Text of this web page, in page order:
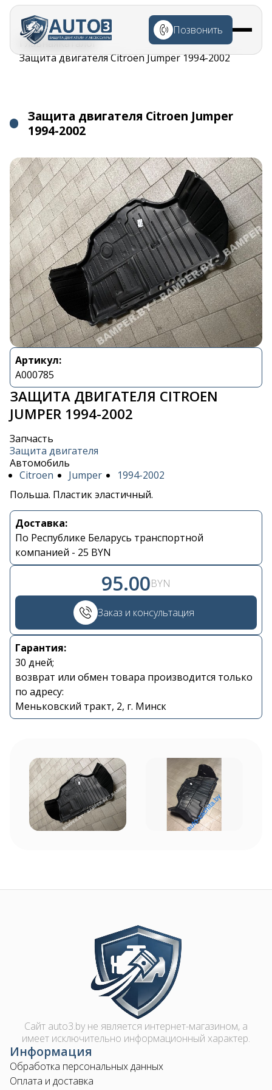
Перейти к
основному
содержанию
Позвонить
Строка
навигации
ГлавнаяКаталог
Защита двигателя Citroen Jumper 1994-2002
Защита двигателя Citroen Jumper
1994-2002
Артикул:
A000785
ЗАЩИТА ДВИГАТЕЛЯ CITROEN
JUMPER 1994-2002
Запчасть
Защита двигателя
Автомобиль
Citroen
Jumper
1994-2002
Польша. Пластик эластичный.
Доставка:
По Республике Беларусь транспортной
компанией - 25 BYN
95.00BYN
Заказ и консультация
Гарантия:
30 дней;
возврат или обмен товара производится только
по адресу:
Меньковский тракт, 2, г. Минск
Контакты
+375 29 870 15 80
Viber
shupik21@bk.ru
Image
Сайт auto3.by не является интернет-магазином, а
имеет исключительно информационный характер.
Информация
Обработка персональных данных
Оплата и доставка